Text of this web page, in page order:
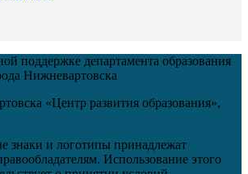
поддержке департамента образования
Нижневартовска
«Центр развития образования»,
знаки и логотипы принадлежат
Использование этого